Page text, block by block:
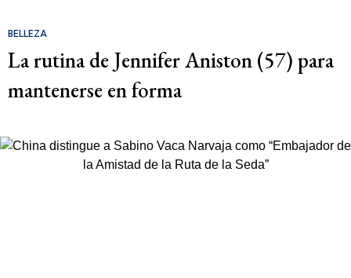
BELLEZA
La rutina de Jennifer Aniston (57) para
mantenerse en forma